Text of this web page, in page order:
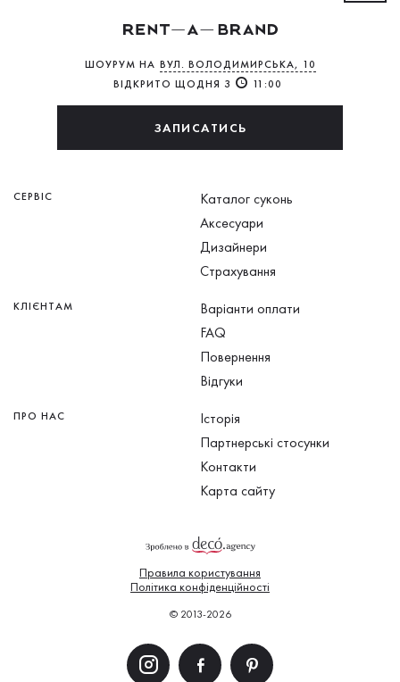
ШОУРУМ НА ВУЛ. ВОЛОДИМИРСЬКА, 10
ВІДКРИТО ЩОДНЯ З
11:00
ЗАПИСАТИСЬ
СЕРВІС
Каталог суконь
Аксесуари
Дизайнери
Страхування
КЛІЄНТАМ
Варіанти оплати
FAQ
Повернення
Відгуки
ПРО НАС
Історія
Партнерські стосунки
Контакти
Карта сайту
Правила користування
Політика конфіденційності
© 2013-2026